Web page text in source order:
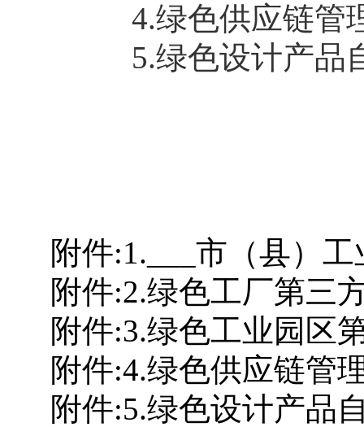
4.绿色供应链管理
5.绿色设计产品
附件:1.___市（县）
附件:2.绿色工厂第三
附件:3.绿色工业园区
附件:4.绿色供应链管
附件:5.绿色设计产品